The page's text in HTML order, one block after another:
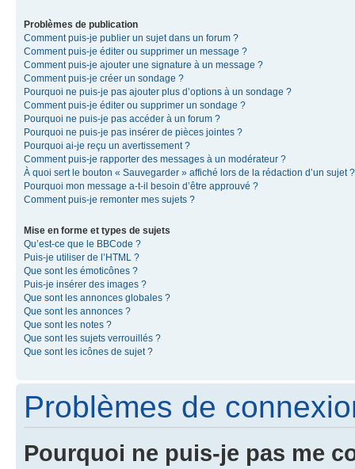
Problèmes de publication
Comment puis-je publier un sujet dans un forum ?
Comment puis-je éditer ou supprimer un message ?
Comment puis-je ajouter une signature à un message ?
Comment puis-je créer un sondage ?
Pourquoi ne puis-je pas ajouter plus d’options à un sondage ?
Comment puis-je éditer ou supprimer un sondage ?
Pourquoi ne puis-je pas accéder à un forum ?
Pourquoi ne puis-je pas insérer de pièces jointes ?
Pourquoi ai-je reçu un avertissement ?
Comment puis-je rapporter des messages à un modérateur ?
À quoi sert le bouton « Sauvegarder » affiché lors de la rédaction d’un sujet ?
Pourquoi mon message a-t-il besoin d’être approuvé ?
Comment puis-je remonter mes sujets ?
Mise en forme et types de sujets
Qu’est-ce que le BBCode ?
Puis-je utiliser de l’HTML ?
Que sont les émoticônes ?
Puis-je insérer des images ?
Que sont les annonces globales ?
Que sont les annonces ?
Que sont les notes ?
Que sont les sujets verrouillés ?
Que sont les icônes de sujet ?
Problèmes de
Pourquoi ne puis-je pas me